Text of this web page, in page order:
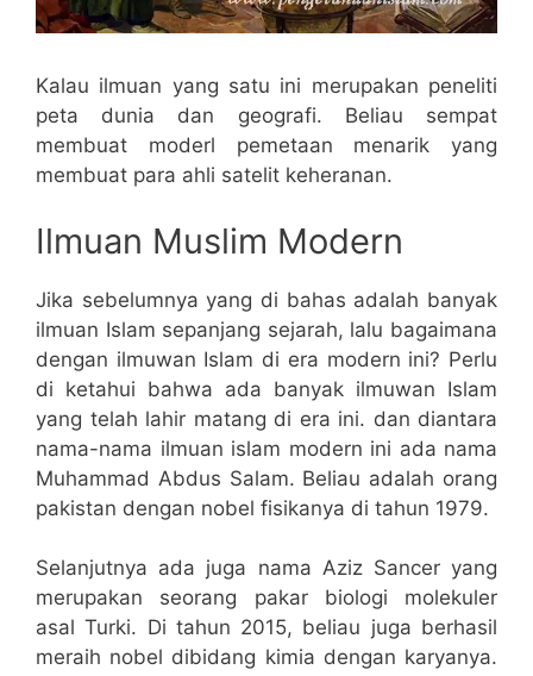
Kalau ilmuan yang satu ini merupakan peneliti
peta dunia dan geografi. Beliau sempat
membuat moderl pemetaan menarik yang
membuat para ahli satelit keheranan.
Ilmuan Muslim Modern
Jika sebelumnya yang di bahas adalah banyak
ilmuan Islam sepanjang sejarah, lalu bagaimana
dengan ilmuwan Islam di era modern ini? Perlu
di ketahui bahwa ada banyak ilmuwan Islam
yang telah lahir matang di era ini. dan diantara
nama-nama ilmuan islam modern ini ada nama
Muhammad Abdus Salam. Beliau adalah orang
pakistan dengan nobel fisikanya di tahun 1979.
Selanjutnya ada juga nama Aziz Sancer yang
merupakan seorang pakar biologi molekuler
asal Turki. Di tahun 2015, beliau juga berhasil
meraih nobel dibidang kimia dengan karyanya.